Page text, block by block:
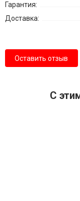
Гарантия:
Доставка:
Оставить отзыв
С